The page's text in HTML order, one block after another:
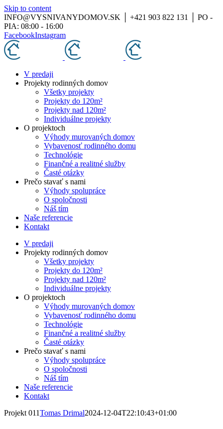
Skip to content
INFO@VYSNIVANYDOMOV.SK │ +421 903 822 131 │ PO -
PIA: 08:00 - 16:00
FacebookInstagram
V predaji
Projekty rodinných domov
Všetky projekty
Projekty do 120m²
Projekty nad 120m²
Individuálne projekty
O projektoch
Výhody murovaných domov
Vybavenosť rodinného domu
Technológie
Finančné a realitné služby
Časté otázky
Prečo stavať s nami
Výhody spolupráce
O spoločnosti
Náš tím
Naše referencie
Kontakt
V predaji
Projekty rodinných domov
Všetky projekty
Projekty do 120m²
Projekty nad 120m²
Individuálne projekty
O projektoch
Výhody murovaných domov
Vybavenosť rodinného domu
Technológie
Finančné a realitné služby
Časté otázky
Prečo stavať s nami
Výhody spolupráce
O spoločnosti
Náš tím
Naše referencie
Kontakt
Projekt 011Tomas Drimal2024-12-04T22:10:43+01:00